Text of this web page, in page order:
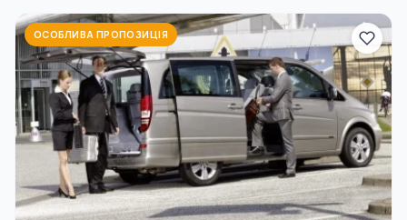
ОСОБЛИВА ПРОПОЗИЦІЯ